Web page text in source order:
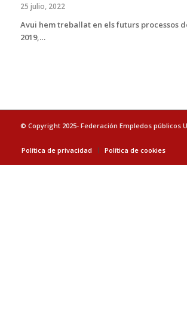
25 julio, 2022
Avui hem treballat en els futurs processos
2019,…
© Copyright 2025- Federación Empledos públicos
Política de privacidad Política de cookies